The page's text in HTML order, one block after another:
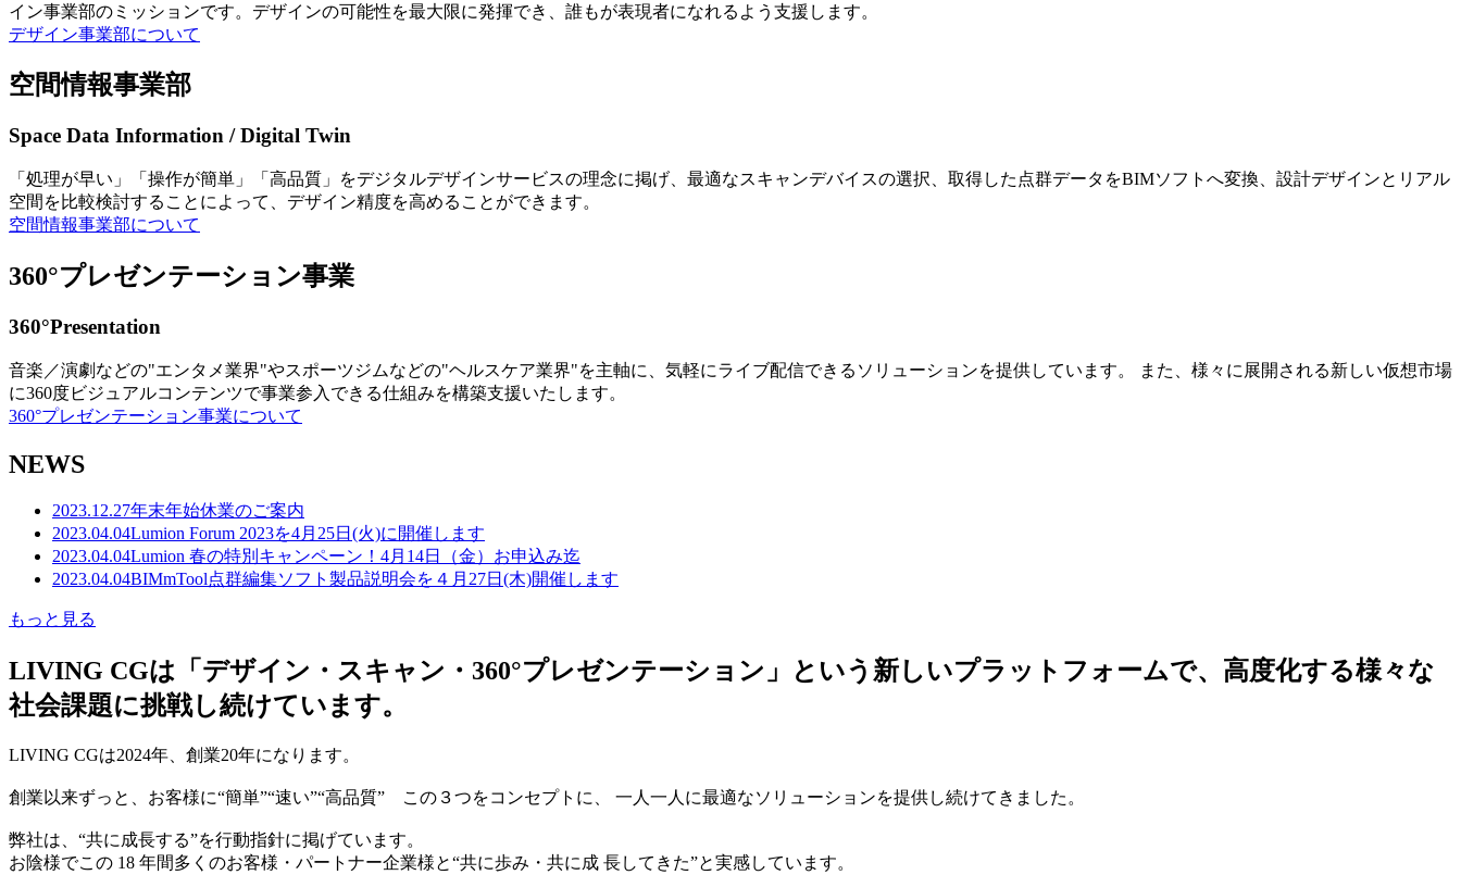
イン事業部のミッションです。デザインの可能性を最大限に発揮でき、誰もが表現者になれるよう支援します。
デザイン事業部について
空間情報事業部
Space Data Information / Digital Twin
「処理が早い」「操作が簡単」「高品質」をデジタルデザインサービスの理念に掲げ、最適なスキャンデバイスの選択、取得した点群データをBIMソフトへ変換、設計デザインとリアル
空間を比較検討することによって、デザイン精度を高めることができます。
空間情報事業部について
360°プレゼンテーション事業
360°Presentation
音楽／演劇などの"エンタメ業界"やスポーツジムなどの"ヘルスケア業界"を主軸に、気軽にライブ配信できるソリューションを提供しています。 また、様々に展開される新しい仮想市場
に360度ビジュアルコンテンツで事業参入できる仕組みを構築支援いたします。
360°プレゼンテーション事業について
NEWS
2023.12.27年末年始休業のご案内
2023.04.04Lumion Forum 2023を4月25日(火)に開催します
2023.04.04Lumion 春の特別キャンペーン！4月14日（金）お申込み迄
2023.04.04BIMmTool点群編集ソフト製品説明会を４月27日(木)開催します
もっと見る
LIVING CGは「デザイン・スキャン・360°プレゼンテーション」という新しいプラットフォームで、高度化する様々な
社会課題に挑戦し続けています。
LIVING CGは2024年、創業20年になります。
創業以来ずっと、お客様に“簡単”“速い”“高品質” この３つをコンセプトに、 一人一人に最適なソリューションを提供し続けてきました。
弊社は、“共に成長する”を行動指針に掲げています。
お陰様でこの 18 年間多くのお客様・パートナー企業様と“共に歩み・共に成 長してきた”と実感しています。